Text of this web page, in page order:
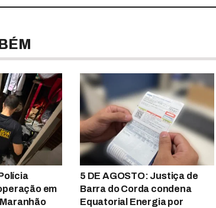
em
5 DE AGOSTO: Justiça de
Barra do Corda condena
Equatorial Energia por